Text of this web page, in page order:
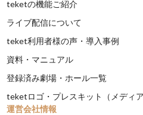
teketの機能ご紹介
ライブ配信について
teket利用者様の声・導入事例
資料・マニュアル
登録済み劇場・ホール一覧
teketロゴ・プレスキット（メディア
運営会社情報